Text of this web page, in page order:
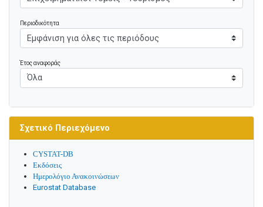
Περιοδικότητα
Έτος αναφοράς
Σχετικό Περιεχόμενο
CYSTAT-DB
Εκδόσεις
Ημερολόγιο Ανακοινώσεων
Eurostat Database